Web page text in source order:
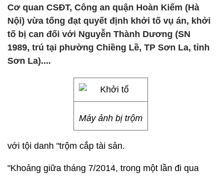
Cơ quan CSĐT, Công an quận Hoàn Kiếm (Hà
Nội) vừa tống đạt quyết định khởi tố vụ án, khởi
tố bị can đối với Nguyễn Thành Dương (SN
1989, trú tại phường Chiềng Lề, TP Sơn La, tỉnh
Sơn La)....
Máy ảnh bị trộm
với tội danh "trộm cắp tài sản.
"Khoảng giữa tháng 7/2014, trong một lần đi qua